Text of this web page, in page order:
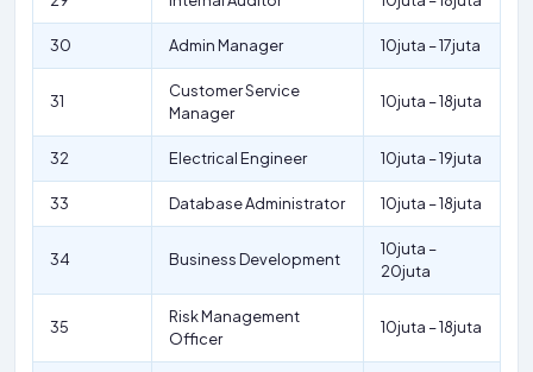
30 Admin Manager 10juta – 17juta
31
Customer Service
Manager
10juta – 18juta
32 Electrical Engineer 10juta – 19juta
33 Database Administrator 10juta – 18juta
34 Business Development
10juta –
20juta
35
Risk Management
Officer
10juta – 18juta